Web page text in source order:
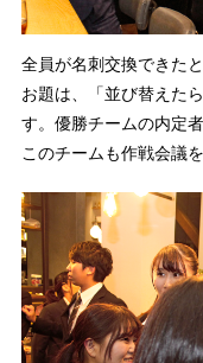
全員が名刺交換できた
お題は、「並び替えた
す。優勝チームの内定
このチームも作戦会議